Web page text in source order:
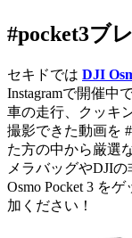
#pocket3ブ
セキドでは DJI
Instagramで開催中
車の走行、クッキ
撮影できた動画を
た方の中から厳選
メラバッグやDJI
Osmo Pocket 3 を
加ください！